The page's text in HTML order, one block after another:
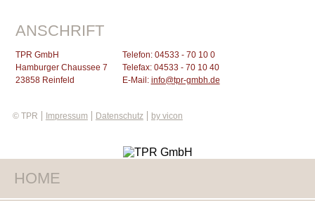
ANSCHRIFT
TPR GmbH
Hamburger Chaussee 7
23858 Reinfeld
Telefon: 04533 - 70 10 0
Telefax: 04533 - 70 10 40
E-Mail: info@tpr-gmbh.de
© TPR Impressum Datenschutz by vicon
HOME